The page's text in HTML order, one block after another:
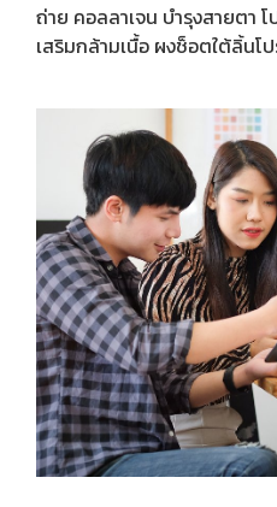
ถ่าย คอลลาเจน บำรุงสายตา
เสริมกล้ามเนื้อ ผงช็อตใต้ลิ้นโ